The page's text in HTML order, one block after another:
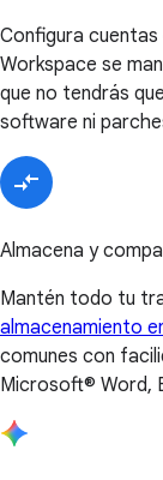
Configura cuentas
Workspace se
que no tendrás
software ni
Almacena y
Mantén todo tu
almacenamiento
comunes con
Microsoft® Word,